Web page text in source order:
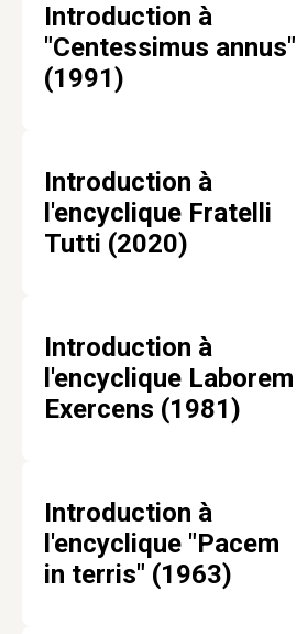
Introduction à
"Centessimus annus"
(1991)
Introduction à
l'encyclique Fratelli
Tutti (2020)
Introduction à
l'encyclique Laborem
Exercens (1981)
Introduction à
l'encyclique "Pacem
in terris" (1963)